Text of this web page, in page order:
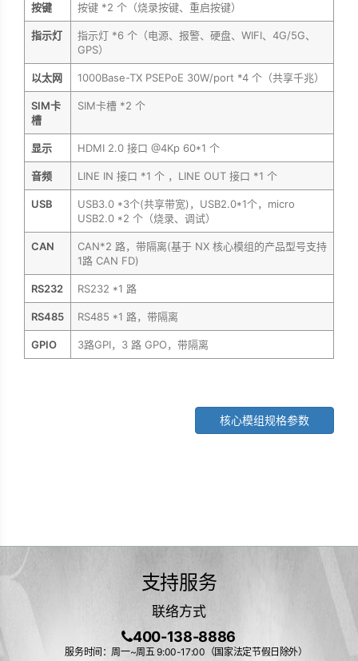
按键 按键 *2 个（烧录按键、重启按键）
指示灯
指示灯 *6 个（电源、报警、硬盘、WIFI、4G/5G、
GPS）
以太网 1000Base-TX PSEPoE 30W/port *4 个（共享千兆）
SIM卡
槽
SIM卡槽 *2 个
显示 HDMI 2.0 接口 @4Kp 60*1 个
音频 LINE IN 接口 *1 个 ，LINE OUT 接口 *1 个
USB
USB3.0 *3个(共享带宽)，USB2.0*1个，micro
USB2.0 *2 个（烧录、调试）
CAN
CAN*2 路，带隔离(基于 NX 核心模组的产品型号支持
1路 CAN FD)
RS232 RS232 *1 路
RS485 RS485 *1 路，带隔离
GPIO 3路GPI，3 路 GPO，带隔离
核心模组规格参数
支持服务
联络方式
400-138-8886
服务时间：周一~周五 9:00-17:00（国家法定节假日除外）